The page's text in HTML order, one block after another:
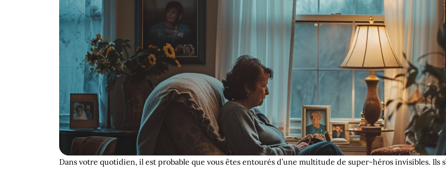
Dans votre quotidien, il est probable que vous êtes entourés d’une multitude de super-héros invisibles. Ils